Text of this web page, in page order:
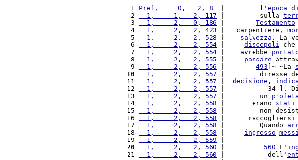
1 Pref,     0,   2, 8
  |         l'
epoca
2
  1,     1,   2, 117
|         sulla
3
  1,     2,   0, 186
Testamento
4
  1,     2,   2, 423
|   carpentiere,
5
  1,     2,   2, 528
salvezza . La
6
  1,     2,   2, 554
discepoli che
7
  1,     2,   2, 554
|    avrebbe portato
8
  1,     2,   2, 555
passare
9
  1,     2,   2, 556
493 ]~ ~La
10
  1,     2,   2, 557
|         diresse
11
  1,     2,   2, 557
decisione ,
12
  1,     2,   2, 557
|           34 ].
13
  1,     2,   2, 557
|         un profeta
14
  1,     2,   2, 558
|       erano stati
15
  1,     2,   2, 558
|         non
16
  1,     2,   2, 558
|      raccogliersi
17
  1,     2,   2, 558
|         Quando
18
  1,     2,   2, 558
ingresso
19
  1,     2,   2, 559
20
  1,     2,   2, 560
560 L'
21
  1,     2,   2, 560
|           dell'